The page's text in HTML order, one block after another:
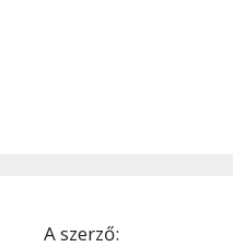
A szerző: